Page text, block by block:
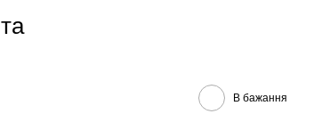
В бажання